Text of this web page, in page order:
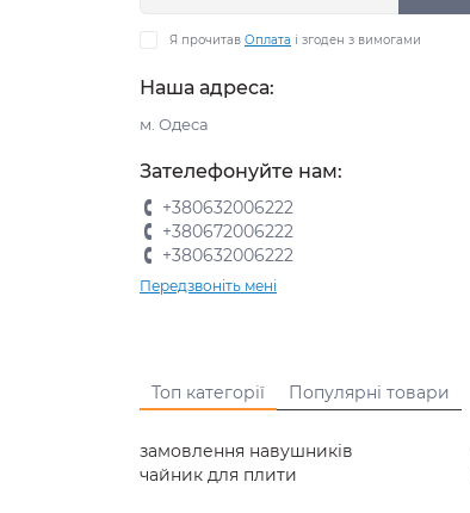
Я прочитав Оплата і згоден з вимогами
Наша адреса:
м. Одеса
Зателефонуйте нам:
+380632006222
+380672006222
+380632006222
Передзвоніть мені
Топ категорії Популярні товари
замовлення навушників
чайник для плити